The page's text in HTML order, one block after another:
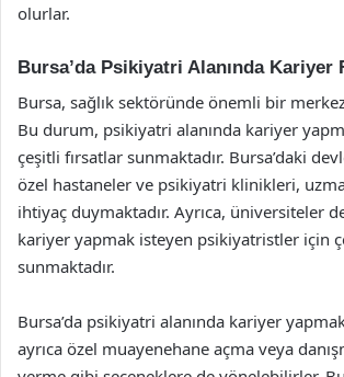
olurlar.
Bursa’da Psikiyatri Alanında Kariyer
Bursa, sağlık sektöründe önemli bir
Bu durum, psikiyatri alanında kariyer
çeşitli fırsatlar sunmaktadır. Bursa’daki
özel hastaneler ve psikiyatri klinikleri,
ihtiyaç duymaktadır. Ayrıca, üniversiteler
kariyer yapmak isteyen psikiyatristler için
sunmaktadır.
Bursa’da psikiyatri alanında kariyer
ayrıca özel muayenehane açma veya